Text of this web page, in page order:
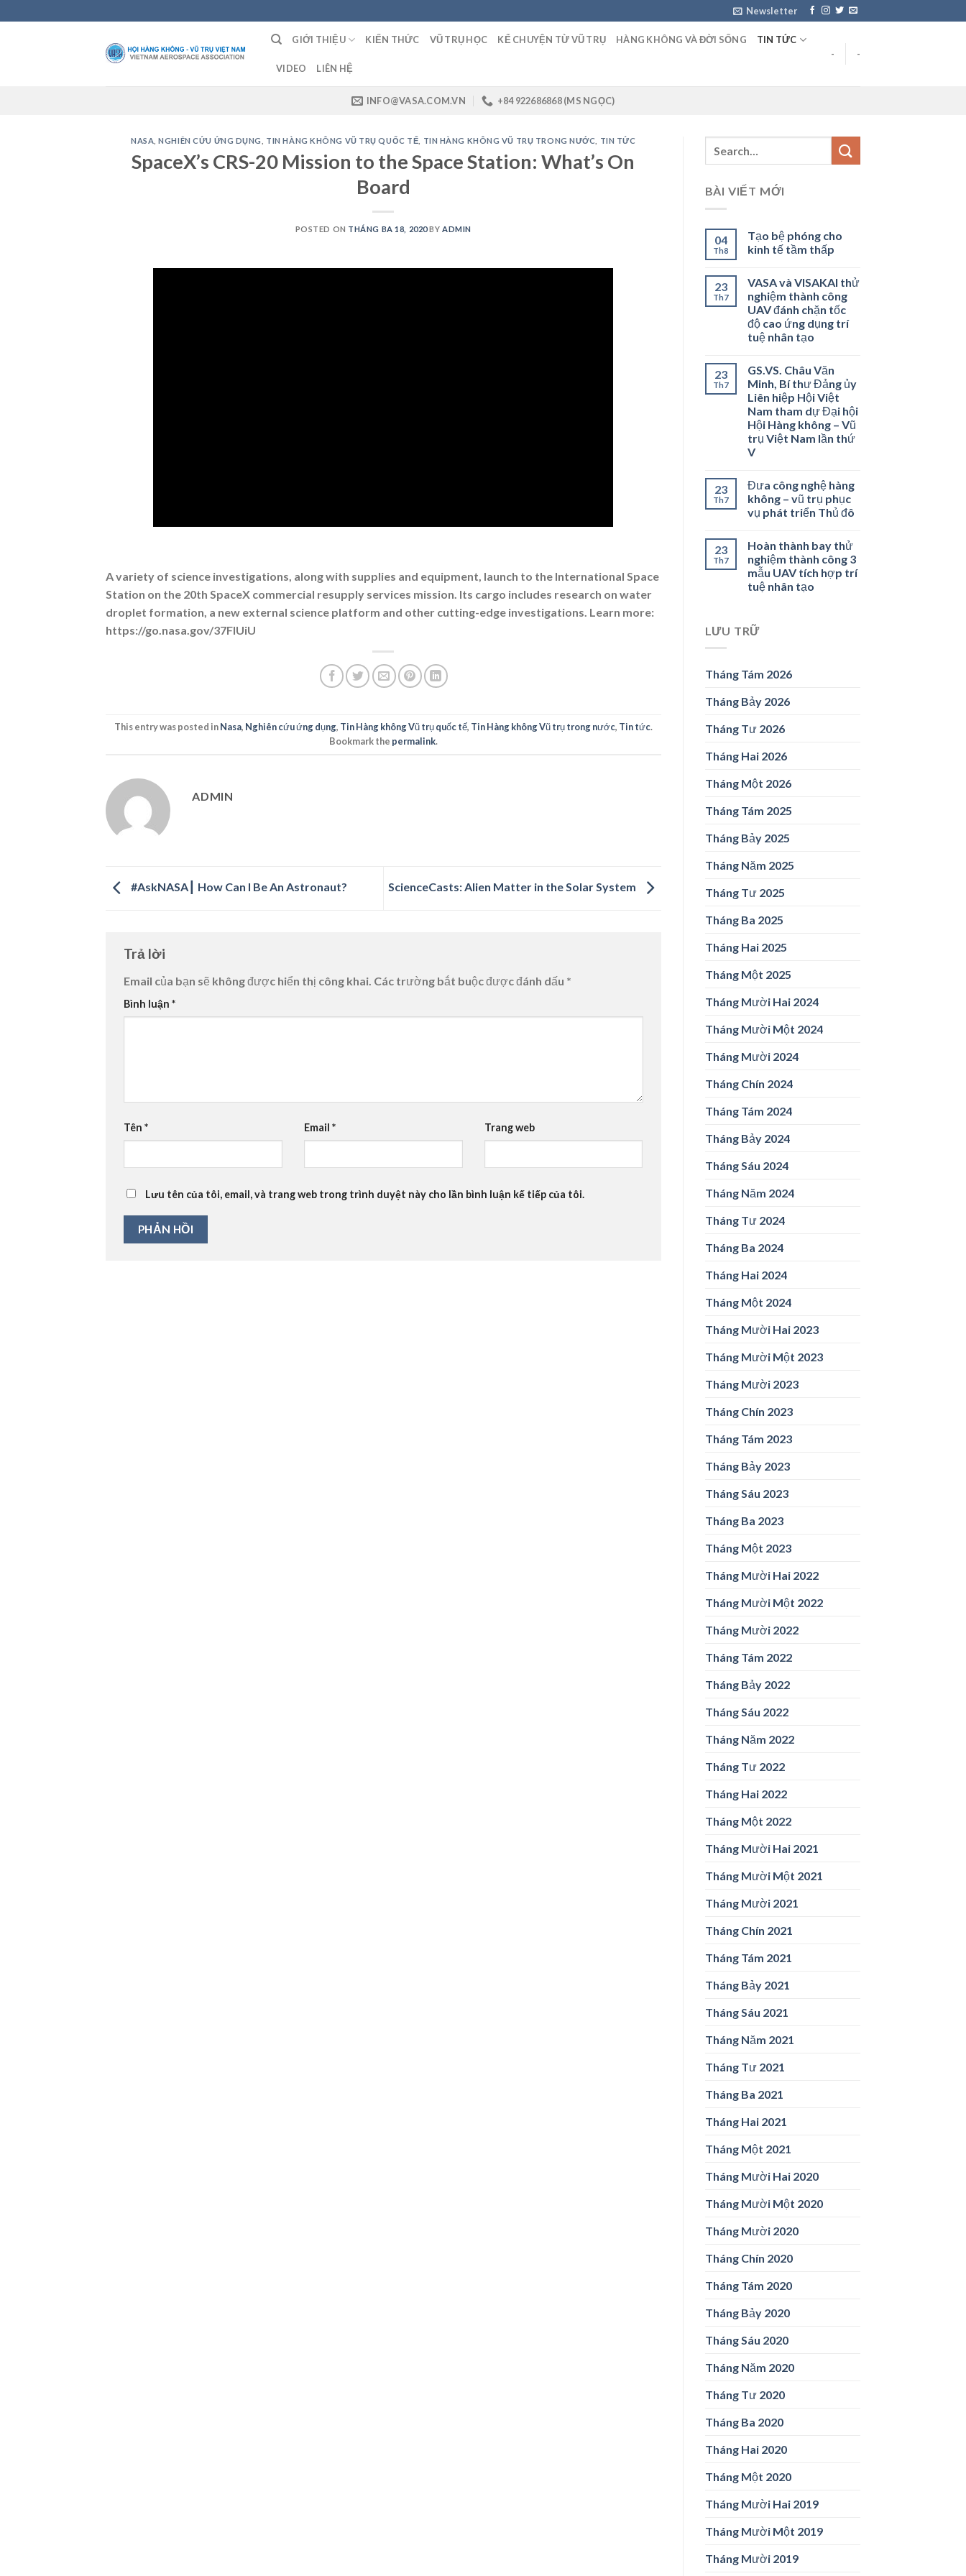
to
Newsletter
GIỚI THIỆU KIẾN THỨC VŨ TRỤ HỌC KỂ CHUYỆN TỪ VŨ TRỤ HÀNG KHÔNG VÀ ĐỜI SỐNG TIN TỨC
VIDEO LIÊN HỆ
- -
INFO@VASA.COM.VN +84 922686868 (MS NGỌC)
NASA ,NGHIÊN CỨU ỨNG DỤNG TIN HÀNG KHÔNG VŨ TRỤ QUỐC TẾ TIN HÀNG KHÔNG VŨ TRỤ TRONG NƯỚC TIN TỨC
SpaceX’s CRS-20 Mission to the Space Station: What’s On
Board
POSTED ON THÁNG BA 18, 2020BY ADMIN
A variety of science investigations, along with supplies and equipment, launch to the International Space
Station on the 20th SpaceX commercial resupply services mission. Its cargo includes research on water
droplet formation, a new external science platform and other cutting-edge investigations. Learn more:
https://go.nasa.gov/37FlUiU
This entry was posted inNasa, Nghiên cứu ứng dụng, Tin Hàng không Vũ trụ quốc tế, Tin Hàng không Vũ trụ trong nước, Tin tức.
Bookmark the permalink.
ADMIN
#AskNASA┃ How Can I Be An Astronaut? ScienceCasts: Alien Matter in the Solar System
Trả lời
Email của bạn sẽ không được hiển thị công khai. Các trường bắt buộc được đánh dấu *
Bình luận *
Tên * Email * Trang web
Lưu tên của tôi, email, và trang web trong trình duyệt này cho lần bình luận kế tiếp của tôi.
BÀI VIẾT MỚI
04
Th8
Tạo bệ phóng cho
kinh tế tầm thấp
23
Th7
VASA và VISAKAI thử
nghiệm thành công
UAV đánh chặn tốc
độ cao ứng dụng trí
tuệ nhân tạo
23
Th7
GS.VS. Châu Văn
Minh, Bí thư Đảng ủy
Liên hiệp Hội Việt
Nam tham dự Đại hội
Hội Hàng không – Vũ
trụ Việt Nam lần thứ
V
23
Th7
Đưa công nghệ hàng
không – vũ trụ phục
vụ phát triển Thủ đô
23
Th7
Hoàn thành bay thử
nghiệm thành công 3
mẫu UAV tích hợp trí
tuệ nhân tạo
LƯU TRỮ
Tháng Tám 2026
Tháng Bảy 2026
Tháng Tư 2026
Tháng Hai 2026
Tháng Một 2026
Tháng Tám 2025
Tháng Bảy 2025
Tháng Năm 2025
Tháng Tư 2025
Tháng Ba 2025
Tháng Hai 2025
Tháng Một 2025
Tháng Mười Hai 2024
Tháng Mười Một 2024
Tháng Mười 2024
Tháng Chín 2024
Tháng Tám 2024
Tháng Bảy 2024
Tháng Sáu 2024
Tháng Năm 2024
Tháng Tư 2024
Tháng Ba 2024
Tháng Hai 2024
Tháng Một 2024
Tháng Mười Hai 2023
Tháng Mười Một 2023
Tháng Mười 2023
Tháng Chín 2023
Tháng Tám 2023
Tháng Bảy 2023
Tháng Sáu 2023
Tháng Ba 2023
Tháng Một 2023
Tháng Mười Hai 2022
Tháng Mười Một 2022
Tháng Mười 2022
Tháng Tám 2022
Tháng Bảy 2022
Tháng Sáu 2022
Tháng Năm 2022
Tháng Tư 2022
Tháng Hai 2022
Tháng Một 2022
Tháng Mười Hai 2021
Tháng Mười Một 2021
Tháng Mười 2021
Tháng Chín 2021
Tháng Tám 2021
Tháng Bảy 2021
Tháng Sáu 2021
Tháng Năm 2021
Tháng Tư 2021
Tháng Ba 2021
Tháng Hai 2021
Tháng Một 2021
Tháng Mười Hai 2020
Tháng Mười Một 2020
Tháng Mười 2020
Tháng Chín 2020
Tháng Tám 2020
Tháng Bảy 2020
Tháng Sáu 2020
Tháng Năm 2020
Tháng Tư 2020
Tháng Ba 2020
Tháng Hai 2020
Tháng Một 2020
Tháng Mười Hai 2019
Tháng Mười Một 2019
Tháng Mười 2019